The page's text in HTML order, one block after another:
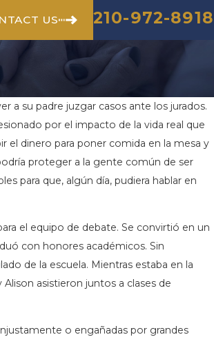
US
210-972-8918
a su padre juzgar casos ante los jurados.
por el impacto de la vida real que
el dinero para poner comida en la mesa y
proteger a la gente común de ser
para que, algún día, pudiera hablar en
el equipo de debate. Se convirtió en un
con honores académicos. Sin
de la escuela. Mientras estaba en la
asistieron juntos a clases de
o engañadas por grandes